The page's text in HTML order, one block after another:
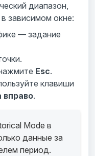
диапазон,
зависимом окне:
— задание
Esc.
клавиши
вправо.
Mode в
данные за
период.